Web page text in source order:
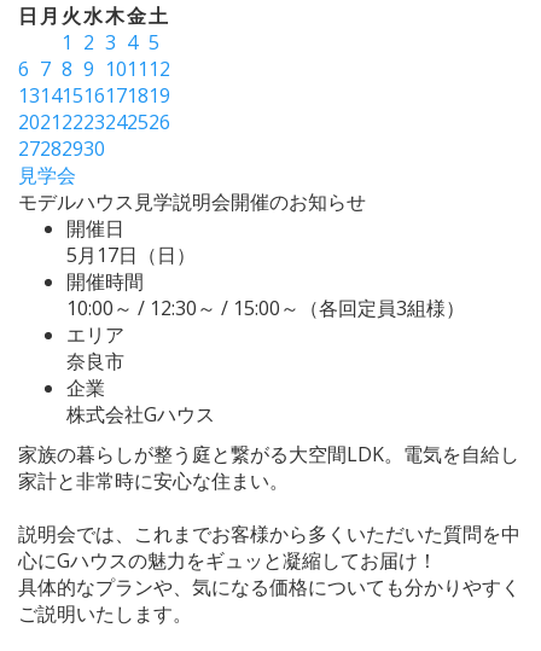
日 月 火水木金土
1 2 3 4 5
6 7 8 9 1011 12
13141516171819
20212223242526
27282930
見学会
モデルハウス見学説明会開催のお知らせ
開催日
5月17日（日）
開催時間
10:00～ / 12:30～ / 15:00～（各回定員3組様）
エリア
奈良市
企業
株式会社Gハウス
家族の暮らしが整う庭と繋がる大空間LDK。電気を自給し
家計と非常時に安心な住まい。
説明会では、これまでお客様から多くいただいた質問を中
心にGハウスの魅力をギュッと凝縮してお届け！
具体的なプランや、気になる価格についても分かりやすく
ご説明いたします。